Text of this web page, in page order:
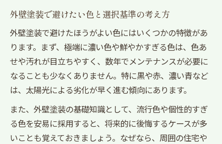
外壁塗装で避けたい色と選択基準の考え方
外壁塗装で避けたほうがよい色にはいくつかの特徴があ
ります。まず、極端に濃い色や鮮やかすぎる色は、色あ
せや汚れが目立ちやすく、数年でメンテナンスが必要に
なることも少なくありません。特に黒や赤、濃い青など
は、太陽光による劣化が早く進む傾向にあります。
また、外壁塗装の基礎知識として、流行色や個性的すぎ
る色を安易に採用すると、将来的に後悔するケースが多
いことも覚えておきましょう。なぜなら、周囲の住宅や